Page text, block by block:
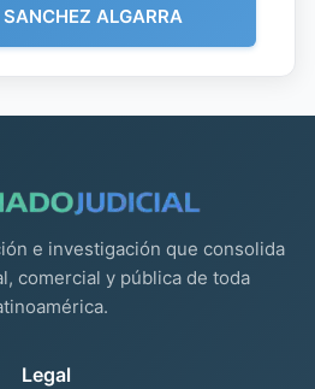
ALGARRA
e investigación que consolida
comercial y pública de toda
Legal